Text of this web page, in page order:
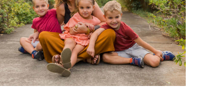
Une séance famille dynamique
à Sainte Marie